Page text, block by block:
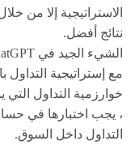
الاستراتيجية إلا من
نتائج أفضل.
مع إستراتيجية التداول
خوارزمية التداول التي
، يجب اختبارها في
التداول داخل السوق.